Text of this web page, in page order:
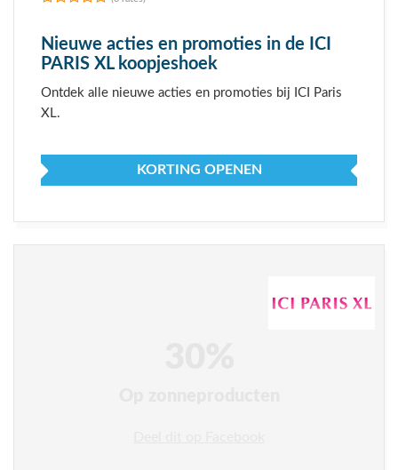
Nieuwe acties en promoties in de ICI
PARIS XL koopjeshoek
Ontdek alle nieuwe acties en promoties bij ICI Paris
XL.
KORTING OPENEN